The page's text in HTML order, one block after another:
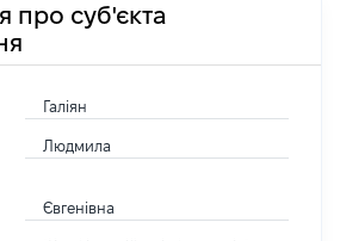
про суб'єкта
Галіян
Людмила
Євгенівна